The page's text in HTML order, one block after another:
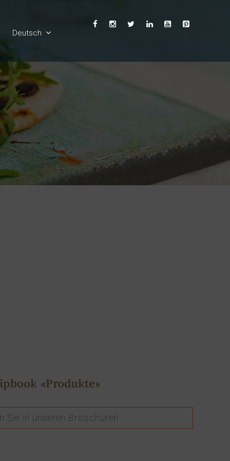
Deutsch
English
Ελληνικά
Français
Español
«Produkte»
Sie in unseren Broschüren